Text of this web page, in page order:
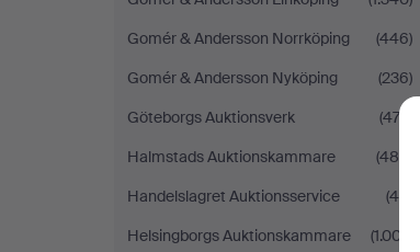
Gomér & Andersson Norrköping
(446)
Gomér & Andersson Nyköping
(236)
Göteborgs Auktionsverk
(472)
Halmstads Auktionskammare
(485)
Handelslagret Auktionsservice
(48)
Helsingborgs Auktionskammare
(1.007)